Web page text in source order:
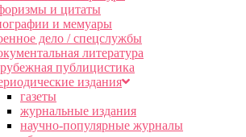
и цитаты
и мемуары
дело / спецслужбы
литература
публицистика
издания
газеты
журнальные издания
научно-популярные журналы